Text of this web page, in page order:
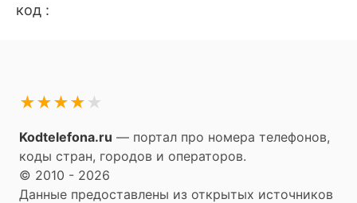
код :
★
★
★
★
★
Kodtelefona.ru — портал про номера телефонов,
коды стран, городов и операторов.
© 2010 - 2026
Данные предоставлены из открытых источников